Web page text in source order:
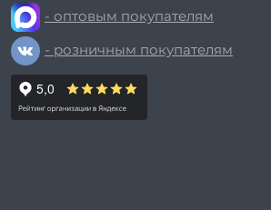
- оптовым покупателям
- розничным покупателям